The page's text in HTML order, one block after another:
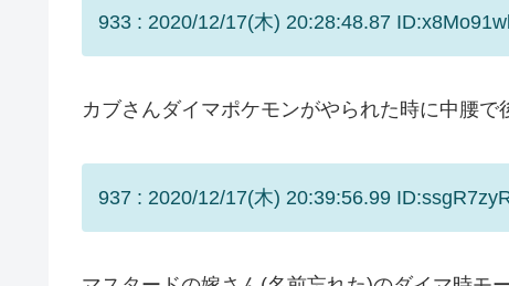
933 : 2020/12/17(木) 20:28:48.87
カブさんダイマポケモンがやられた時に中腰
937 : 2020/12/17(木) 20:39:56.99